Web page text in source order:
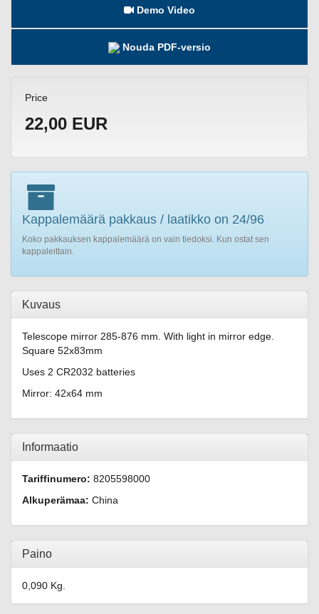
Demo Video
Nouda PDF-versio
Price
22,00 EUR
Kappalemäärä pakkaus / laatikko on 24/96
Koko pakkauksen kappalemäärä on vain tiedoksi. Kun ostat sen
kappaleittain.
Kuvaus
Telescope mirror 285-876 mm. With light in mirror edge.
Square 52x83mm
Uses 2 CR2032 batteries
Mirror: 42x64 mm
Informaatio
Tariffinumero: 8205598000
Alkuperämaa: China
Paino
0,090 Kg.